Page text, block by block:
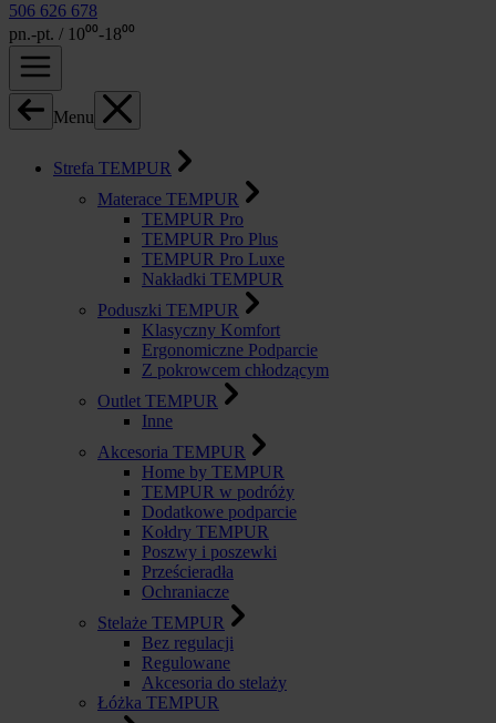
506 626 678
pn.-pt. / 10⁰⁰-18⁰⁰
Menu
Strefa TEMPUR
Materace TEMPUR
TEMPUR Pro
TEMPUR Pro Plus
TEMPUR Pro Luxe
Nakładki TEMPUR
Poduszki TEMPUR
Klasyczny Komfort
Ergonomiczne Podparcie
Z pokrowcem chłodzącym
Outlet TEMPUR
Inne
Akcesoria TEMPUR
Home by TEMPUR
TEMPUR w podróży
Dodatkowe podparcie
Kołdry TEMPUR
Poszwy i poszewki
Prześcieradła
Ochraniacze
Stelaże TEMPUR
Bez regulacji
Regulowane
Akcesoria do stelaży
Łóżka TEMPUR